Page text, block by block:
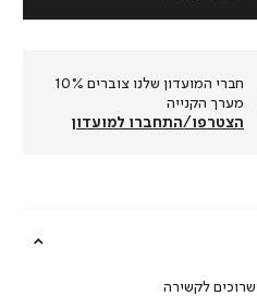
חברי המועדון שלנו צוברים 10%
מערך הקנייה
הצטרפו/התחברו למועדון
לקשירה